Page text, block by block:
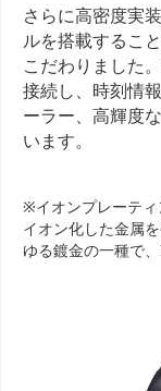
さらに高密度実
ルを搭載するこ
こだわりました
接続し、時刻情
ーラー、高輝度
います。
※イオンプレーティ
イオン化した金属
ゆる鍍金の一種で